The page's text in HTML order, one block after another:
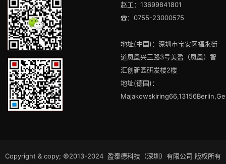
赵工：13699841801
☎：0755-23000575
地址(中国)：深圳市宝安区福永街
道凤凰兴三路3号美盈（凤凰）智
汇创新园研发楼2楼
地址(德国)：
Copyright & copy; ©2013-2024 盈泰德科技（深圳）有限公司 版权所有